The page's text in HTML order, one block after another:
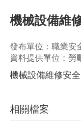
機械設備維
發布單位：職業安
資料提供單位：勞
機械設備維修安
相關檔案